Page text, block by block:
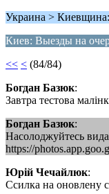
Украина >
Киев: Выезды на
<< < (84/84)
Богдан Базюк:
Завтра тестова
Богдан Базюк:
Насолоджуйтесь
https://
Юрій Чечайлюк:
Ссилка на оновлену